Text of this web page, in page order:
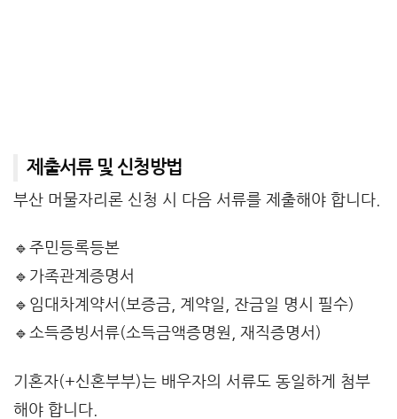
제출서류 및 신청방법
부산 머물자리론 신청 시 다음 서류를 제출해야 합니다.
🔹주민등록등본
🔹가족관계증명서
🔹임대차계약서(보증금, 계약일, 잔금일 명시 필수)
🔹소득증빙서류(소득금액증명원, 재직증명서)
기혼자(+신혼부부)는 배우자의 서류도 동일하게 첨부
해야 합니다.